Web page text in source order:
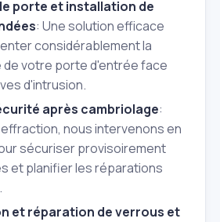
porte et installation de
: Une solution efficace
considérablement la
votre porte d'entrée face
d'intrusion.
après cambriolage:
nous intervenons en
sécuriser provisoirement
et planifier les réparations
et réparation de verrous et